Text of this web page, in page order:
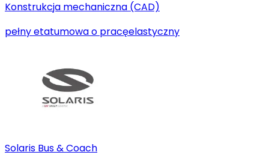
Konstrukcja mechaniczna (CAD)
pełny etatumowa o pracęelastyczny
Solaris Bus & Coach